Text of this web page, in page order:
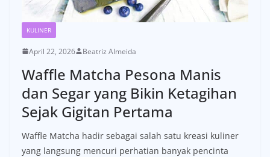
KULINER
April 22, 2026 Beatriz Almeida
Waffle Matcha Pesona Manis
dan Segar yang Bikin Ketagihan
Sejak Gigitan Pertama
Waffle Matcha hadir sebagai salah satu kreasi kuliner
yang langsung mencuri perhatian banyak pencinta